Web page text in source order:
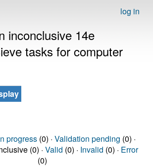
log in
inconclusive 14e
tasks for computer
progress(0) · Validation pending (0) ·
(0) · Valid (0) · Invalid (0) · Error
(0)